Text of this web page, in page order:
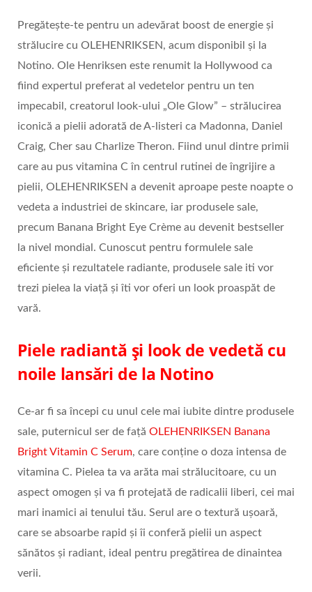
Pregătește-te pentru un adevărat boost de energie și
strălucire cu OLEHENRIKSEN, acum disponibil și la
Notino. Ole Henriksen este renumit la Hollywood ca
fiind expertul preferat al vedetelor pentru un ten
impecabil, creatorul look-ului „Ole Glow” – strălucirea
iconică a pielii adorată de A-listeri ca Madonna, Daniel
Craig, Cher sau Charlize Theron. Fiind unul dintre primii
care au pus vitamina C în centrul rutinei de îngrijire a
pielii, OLEHENRIKSEN a devenit aproape peste noapte o
vedeta a industriei de skincare, iar produsele sale,
precum Banana Bright Eye Crème au devenit bestseller
la nivel mondial. Cunoscut pentru formulele sale
eficiente și rezultatele radiante, produsele sale iti vor
trezi pielea la viață și îti vor oferi un look proaspăt de
vară.
Piele radiantă și look de vedetă cu
noile lansări de la Notino
Ce-ar fi sa începi cu unul cele mai iubite dintre produsele
sale, puternicul ser de față OLEHENRIKSEN Banana
Bright Vitamin C Serum, care conține o doza intensa de
vitamina C. Pielea ta va arăta mai strălucitoare, cu un
aspect omogen și va fi protejată de radicalii liberi, cei mai
mari inamici ai tenului tău. Serul are o textură ușoară,
care se absoarbe rapid și îi conferă pielii un aspect
sănătos și radiant, ideal pentru pregătirea de dinaintea
verii.